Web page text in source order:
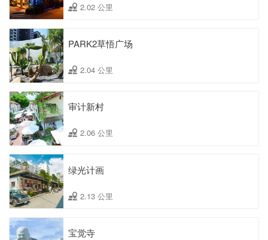
2.02 公里
PARK2草悟广场
2.04 公里
审计新村
2.06 公里
绿光计画
2.13 公里
宝觉寺